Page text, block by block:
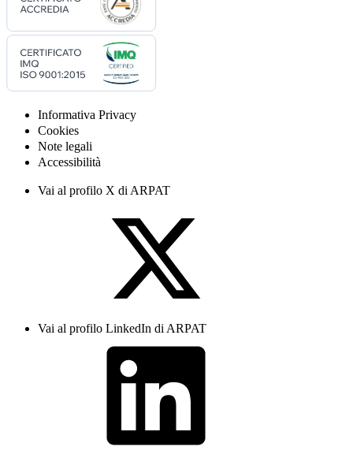
Informativa Privacy
Cookies
Note legali
Accessibilità
Vai al profilo X di ARPAT
Vai al profilo LinkedIn di ARPAT